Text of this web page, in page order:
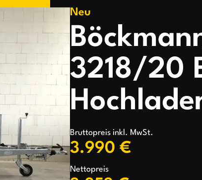
Neu
3218/20
Bruttopreis inkl. MwSt.
3.990 €
Nettopreis